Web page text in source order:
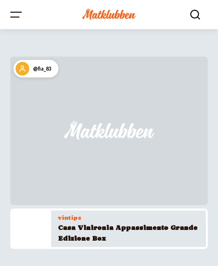
@fia_83
vintips
Casa Vinironia Appassimento Grande
Edizione Box